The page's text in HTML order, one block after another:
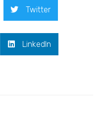
Twitter
LinkedIn